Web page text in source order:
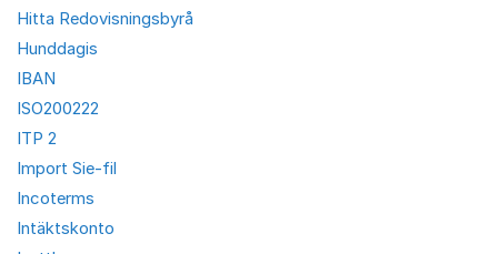
Hitta Redovisningsbyrå
Hunddagis
IBAN
ISO200222
ITP 2
Import Sie-fil
Incoterms
Intäktskonto